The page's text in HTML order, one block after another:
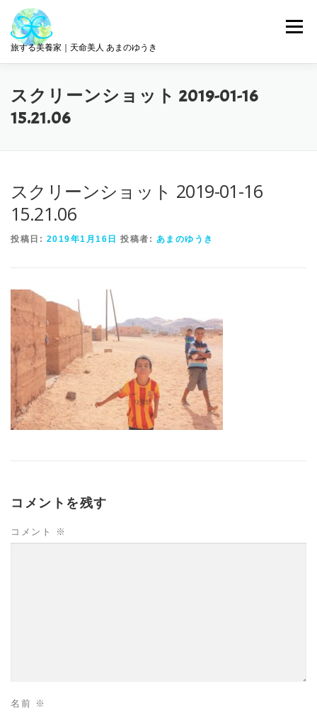
ツ
旅する美養家｜天命美人 あまのゆうき
メニュー
統合美養 旅とリトリート ABOUT ME
スクリーンショット 2019-01-16
15.21.06
スクリーンショット 2019-01-16
15.21.06
投稿日: 2019年1月16日 投稿者: あまのゆうき
コメントを残す
コメント ※
名前 ※